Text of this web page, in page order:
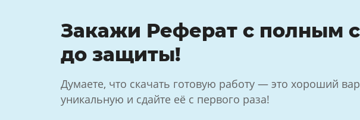
Закажи Реферат с полным
до защиты!
Думаете, что скачать готовую работу — это хороший
уникальную и сдайте её с первого раза!